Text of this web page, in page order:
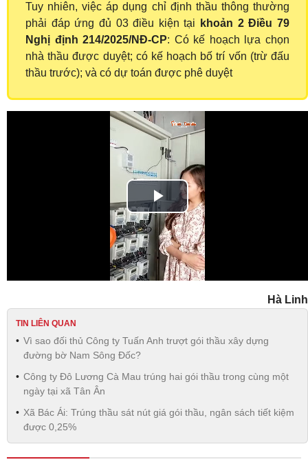
Tuy nhiên, việc áp dụng chỉ định thầu thông thường
phải đáp ứng đủ 03 điều kiện tại
khoản 2 Điều 79
Nghị định 214/2025/NĐ-CP: Có kế hoạch lựa chọn
nhà thầu được duyệt; có kế hoạch bố trí vốn (trừ đấu
thầu trước); và có dự toán được phê duyệt
Play
Video
Hà Linh
TIN LIÊN QUAN
Vì sao đối thủ Công ty Tuấn Anh trượt gói thầu xây dựng
đường bờ Nam Sông Đốc?
Công ty Đô Lương Cà Mau trúng hai gói thầu trong cùng một
ngày tại xã Tân Ân
Xã Bác Ái: Trúng thầu sát nút giá gói thầu, ngân sách tiết kiệm
được 0,25%